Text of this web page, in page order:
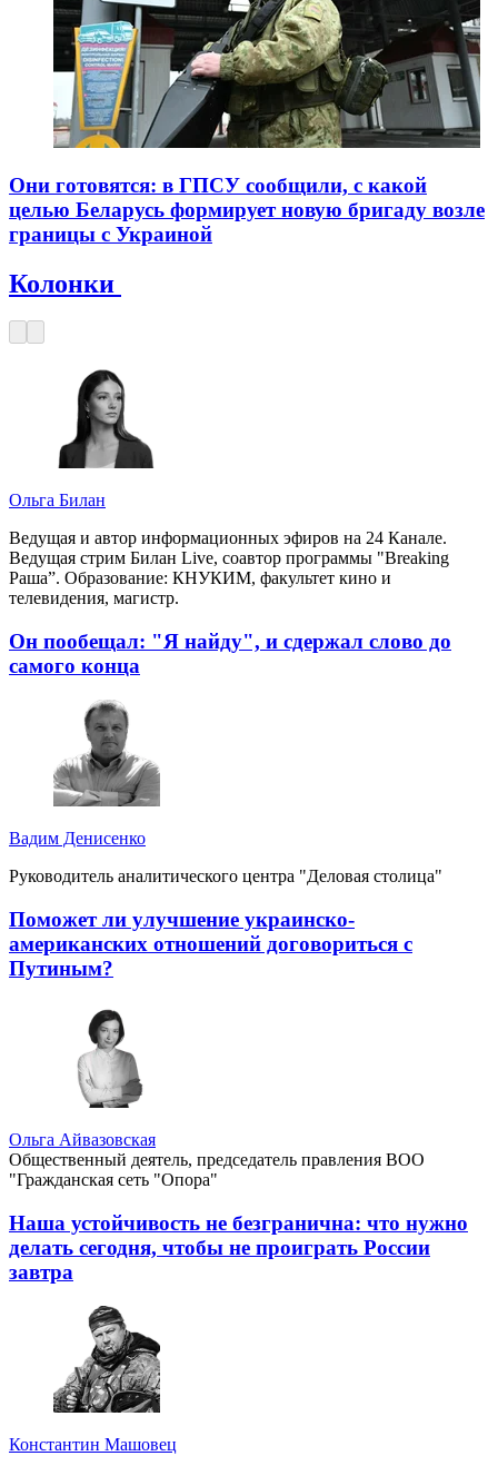
Они готовятся: в ГПСУ сообщили, с какой
целью Беларусь формирует новую бригаду возле
границы с Украиной
Колонки
Ольга Билан
Ведущая и автор информационных эфиров на 24 Канале.
Ведущая стрим Билан Live, соавтор программы "Breaking
Раша”. Образование: КНУКИМ, факультет кино и
телевидения, магистр.
Он пообещал: "Я найду", и сдержал слово до
самого конца
Вадим Денисенко
Руководитель аналитического центра "Деловая столица"
Поможет ли улучшение украинско-
американских отношений договориться с
Путиным?
Ольга Айвазовская
Общественный деятель, председатель правления ВОО
"Гражданская сеть "Опора"
Наша устойчивость не безгранична: что нужно
делать сегодня, чтобы не проиграть России
завтра
Константин Машовец